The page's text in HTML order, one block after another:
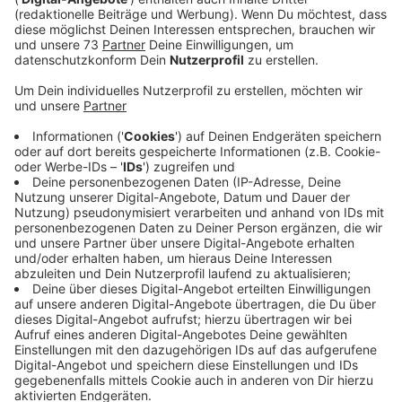
Meike Dirksen spricht in der geschenkten Minute mit
Nico darüber.
Veröffentlicht:Donnerstag, 23.01.2025 12:24
Anzeige
Die Entstehung
Anzeige
Nico hat die neue Staffel "Squid Game" geguckt und
ein Song hat ihm sehr gefallen. Aus diesem Song hat er
einen Sound für TikTok und Instagram erstellt. Als
dieser Viral ging, hat er sein Sample an das Major-Label
"Universal Music " geschickt und die haben seinen
Song gesignet! Ab morgen ist der Song auf bei allen